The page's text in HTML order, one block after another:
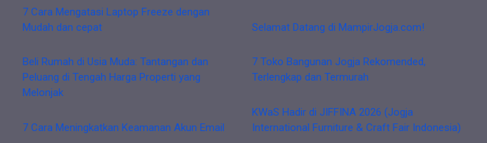
7 Cara Mengatasi Laptop Freeze dengan
Mudah dan cepat
Beli Rumah di Usia Muda: Tantangan dan
Peluang di Tengah Harga Properti yang
Melonjak
7 Cara Meningkatkan Keamanan Akun Email
Selamat Datang di MampirJogja.com!
7 Toko Bangunan Jogja Rekomended,
Terlengkap dan Termurah
KWaS Hadir di JIFFINA 2026 (Jogja
International Furniture & Craft Fair Indonesia)